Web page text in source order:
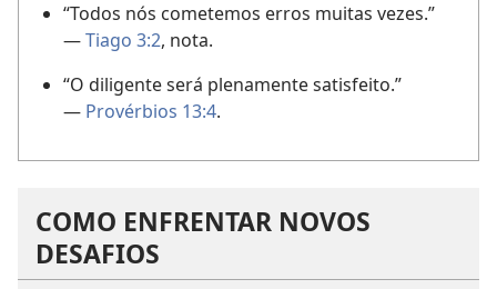
“Todos nós cometemos erros muitas vezes.”
—Tiago 3:2, nota.
“O diligente será plenamente satisfeito.”
— Provérbios 13:4.
COMO ENFRENTAR NOVOS
DESAFIOS